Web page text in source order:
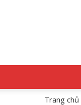
Trang chủ